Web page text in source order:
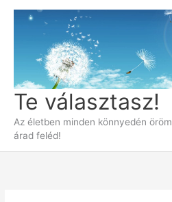
Skip
Te választasz!
Az életben minden könnyedén
árad feléd!